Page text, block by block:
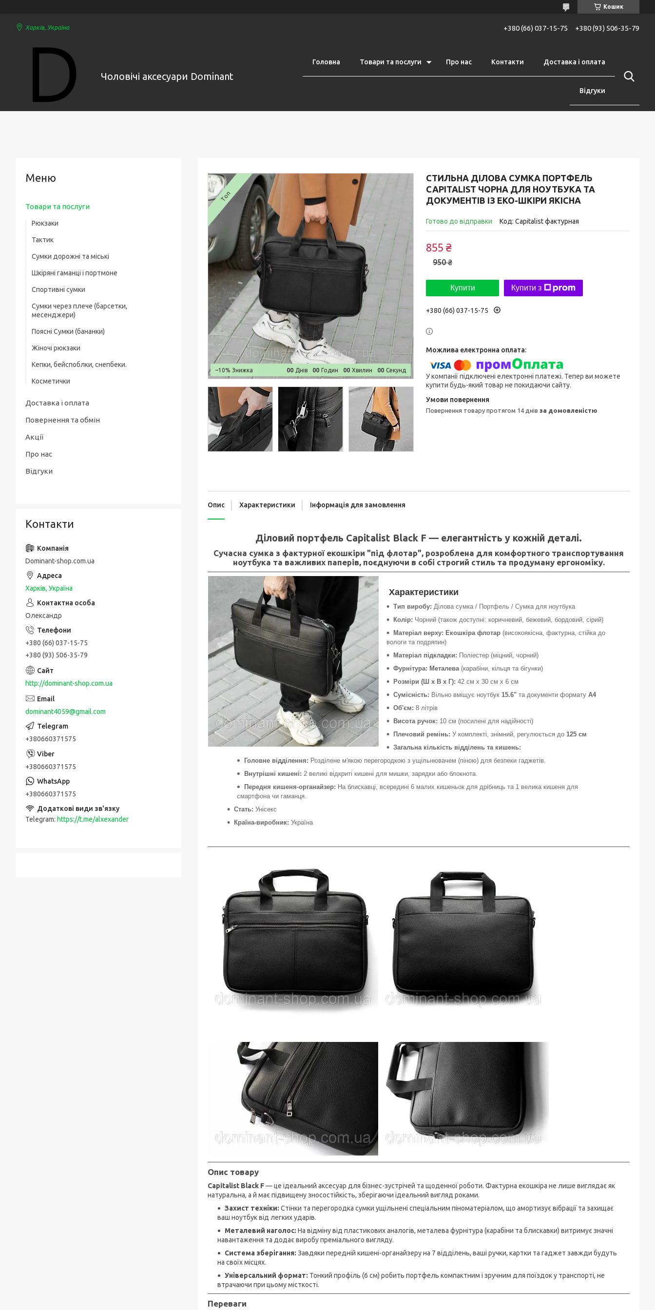
Кошик
Харків, Україна +380 (66) 037-15-75 +380 (93) 506-35-79
Чоловічі аксесуари Dominant
Головна Товари та послуги Про нас Контакти Доставка і оплата
Відгуки
СТИЛЬНА ДІЛОВА СУМКА ПОРТФЕЛЬ
CAPITALIST ЧОРНА ДЛЯ НОУТБУКА ТА
ДОКУМЕНТІВ ІЗ ЕКО-ШКІРИ ЯКІСНА
Готово до відправки Код: Capitalist фактурная
950 ₴
855 ₴
Купити Купити з
+380 (66) 037-15-75
У компанії підключені електронні платежі. Тепер ви можете
купити будь-який товар не покидаючи сайту.
повернення товару протягом 14 днів за домовленістю
Топ
–10% 00 Днів 00 Годин 00 Хвилин 00 Секунд
Опис Характеристики Інформація для замовлення
Діловий портфель Capitalist Black F — елегантність у кожній деталі.
Сучасна сумка з фактурної екошкіри "під флотар", розроблена для комфортного транспортування
ноутбука та важливих паперів, поєднуючи в собі строгий стиль та продуману ергономіку.
Характеристики
Тип виробу: Ділова сумка / Портфель / Сумка для ноутбука
Колір: Чорний (також доступні: коричневий, бежевий, бордовий, сірий)
Матеріал верху: Екошкіра флотар (високоякісна, фактурна, стійка до
вологи та подряпин)
Матеріал підкладки: Поліестер (міцний, чорний)
Фурнітура: Металева(карабіни, кільця та бігунки)
Розміри (Ш х В х Г): 42 см х 30 см х 6 см
Сумісність: Вільно вміщує ноутбук 15.6" та документи формату А4
Об'єм: 8 літрів
Висота ручок: 10 см (посилені для надійності)
Плечовий ремінь: У комплекті, знімний, регулюється до 125 см
Загальна кількість відділень та кишень:
Головне відділення: Розділене м'якою перегородкою з ущільнювачем (піною) для безпеки гаджетів.
Внутрішні кишені: 2 великі відкриті кишені для мишки, зарядки або блокнота.
Передня кишеня-органайзер: На блискавці, всередині 6 малих кишеньок для дрібниць та 1 велика кишеня для
смартфона чи гаманця.
Стать: Унісекс
Країна-виробник: Україна
Опис товару
Capitalist Black F— це ідеальний аксесуар для бізнес-зустрічей та щоденної роботи. Фактурна екошкіра не лише виглядає як
натуральна, а й має підвищену зносостійкість, зберігаючи ідеальний вигляд роками.
Захист техніки: Стінки та перегородка сумки ущільнені спеціальним піноматеріалом, що амортизує вібрації та захищає
ваш ноутбук від легких ударів.
Металевий наголос: На відміну від пластикових аналогів, металева фурнітура (карабіни та блискавки) витримує значні
навантаження та додає виробу преміального вигляду.
Система зберігання: Завдяки передній кишені-органайзеру на 7 відділень, ваші ручки, картки та гаджет завжди будуть
на своїх місцях.
Універсальний формат: Тонкий профіль (6 см) робить портфель компактним і зручним для поїздок у транспорті, не
втрачаючи при цьому місткості.
Переваги
Товари та послуги
Рюкзаки
Тактик
Сумки дорожні та міські
Шкіряні гаманці і портмоне
Зажим для грошей
Спортивні сумки
Сумки через плече (барсетки,
месенджери)
Поясні Сумки (бананки)
Жіночі рюкзаки
Кепки, бейспоблки, снепбеки.
Косметички
Доставка і оплата
Повернення та обмін
Акції
Про нас
Відгуки
Контакти
Dominant-shop.com.ua
Харків, Україна
Олександр
+380 (66) 037-15-75
+380 (93) 506-35-79
http://dominant-shop.com.ua
dominant4059@gmail.com
+380660371575
+380660371575
+380660371575
Telegram https://t.me/alxexander